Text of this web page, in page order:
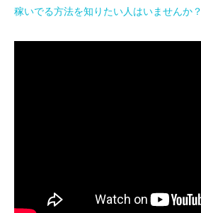
稼いでる方法を知りたい人はいませんか？